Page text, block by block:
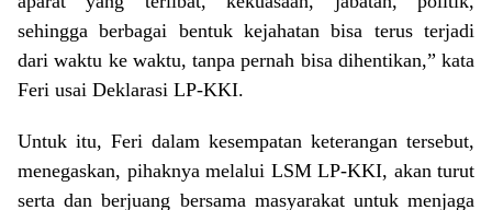
sehingga berbagai bentuk kejahatan bisa terus terjadi
dari waktu ke waktu, tanpa pernah bisa dihentikan,” kata
Feri usai Deklarasi LP-KKI.
Untuk itu, Feri dalam kesempatan keterangan tersebut,
menegaskan, pihaknya melalui LSM LP-KKI, akan turut
serta dan berjuang bersama masyarakat untuk menjaga